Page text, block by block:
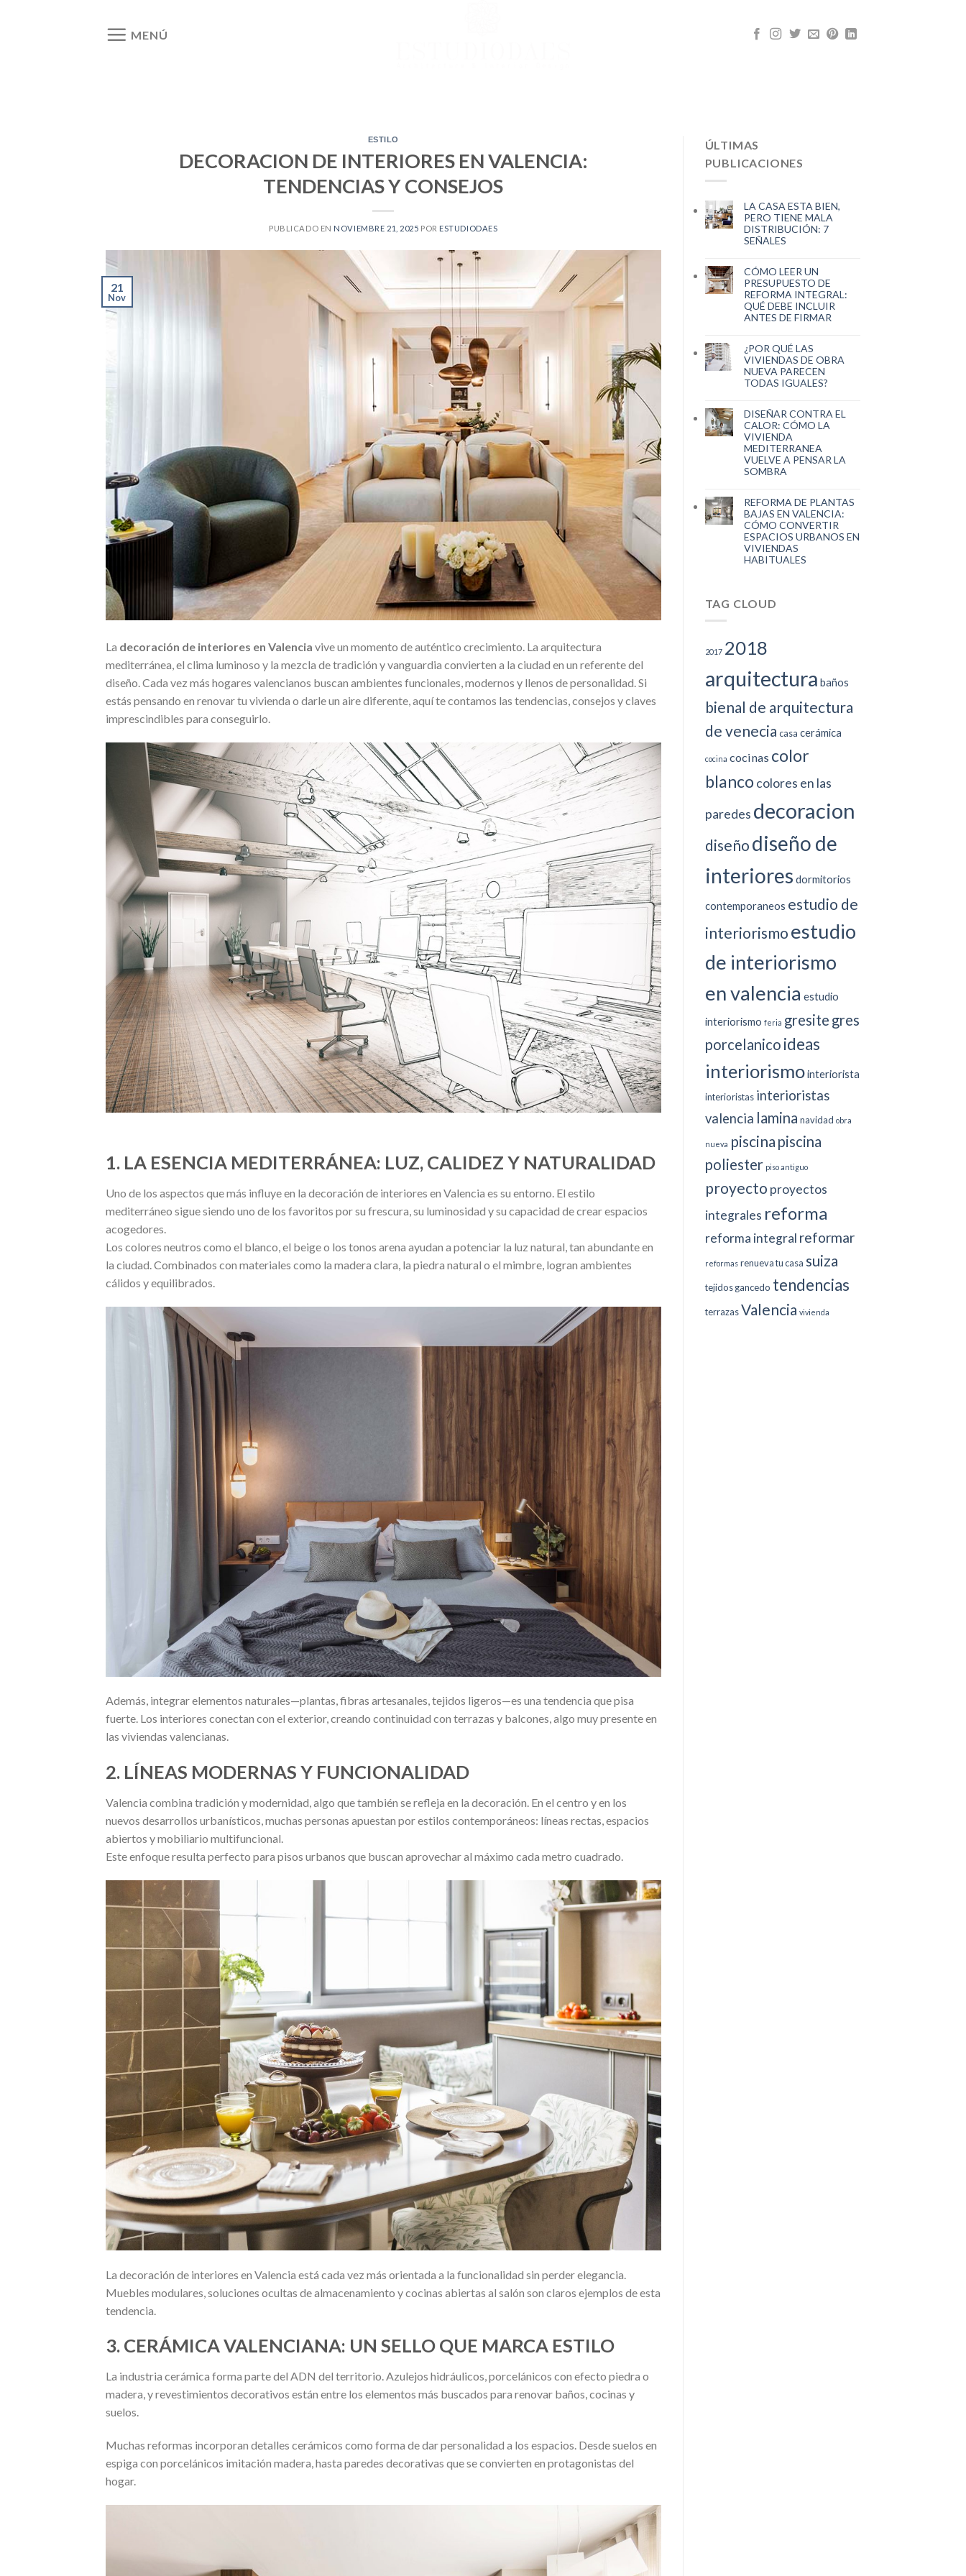
MENÚ
ESTILO
DECORACION DE INTERIORES EN VALENCIA:
TENDENCIAS Y CONSEJOS
PUBLICADO EN NOVIEMBRE 21, 2025 POR ESTUDIODAES
21
Nov
La decoración de interiores en Valencia vive un momento de auténtico crecimiento. La arquitectura
mediterránea, el clima luminoso y la mezcla de tradición y vanguardia convierten a la ciudad en un referente del
diseño. Cada vez más hogares valencianos buscan ambientes funcionales, modernos y llenos de personalidad. Si
estás pensando en renovar tu vivienda o darle un aire diferente, aquí te contamos las tendencias, consejos y claves
imprescindibles para conseguirlo.
1. LA ESENCIA MEDITERRÁNEA: LUZ, CALIDEZ Y NATURALIDAD
Uno de los aspectos que más influye en la decoración de interiores en Valencia es su entorno. El estilo
mediterráneo sigue siendo uno de los favoritos por su frescura, su luminosidad y su capacidad de crear espacios
acogedores.
Los colores neutros como el blanco, el beige o los tonos arena ayudan a potenciar la luz natural, tan abundante en
la ciudad. Combinados con materiales como la madera clara, la piedra natural o el mimbre, logran ambientes
cálidos y equilibrados.
Además, integrar elementos naturales—plantas, fibras artesanales, tejidos ligeros—es una tendencia que pisa
fuerte. Los interiores conectan con el exterior, creando continuidad con terrazas y balcones, algo muy presente en
las viviendas valencianas.
2. LÍNEAS MODERNAS Y FUNCIONALIDAD
Valencia combina tradición y modernidad, algo que también se refleja en la decoración. En el centro y en los
nuevos desarrollos urbanísticos, muchas personas apuestan por estilos contemporáneos: líneas rectas, espacios
abiertos y mobiliario multifuncional.
Este enfoque resulta perfecto para pisos urbanos que buscan aprovechar al máximo cada metro cuadrado.
La decoración de interiores en Valencia está cada vez más orientada a la funcionalidad sin perder elegancia.
Muebles modulares, soluciones ocultas de almacenamiento y cocinas abiertas al salón son claros ejemplos de esta
tendencia.
3. CERÁMICA VALENCIANA: UN SELLO QUE MARCA ESTILO
La industria cerámica forma parte del ADN del territorio. Azulejos hidráulicos, porcelánicos con efecto piedra o
madera, y revestimientos decorativos están entre los elementos más buscados para renovar baños, cocinas y
suelos.
Muchas reformas incorporan detalles cerámicos como forma de dar personalidad a los espacios. Desde suelos en
espiga con porcelánicos imitación madera, hasta paredes decorativas que se convierten en protagonistas del
hogar.
ÚLTIMAS
PUBLICACIONES
LA CASA ESTA BIEN,
PERO TIENE MALA
DISTRIBUCIÓN: 7
SEÑALES
CÓMO LEER UN
PRESUPUESTO DE
REFORMA INTEGRAL:
QUÉ DEBE INCLUIR
ANTES DE FIRMAR
¿POR QUÉ LAS
VIVIENDAS DE OBRA
NUEVA PARECEN
TODAS IGUALES?
DISEÑAR CONTRA EL
CALOR: CÓMO LA
VIVIENDA
MEDITERRANEA
VUELVE A PENSAR LA
SOMBRA
REFORMA DE PLANTAS
BAJAS EN VALENCIA:
CÓMO CONVERTIR
ESPACIOS URBANOS EN
VIVIENDAS
HABITUALES
TAG CLOUD
2017 2018
arquitectura baños
bienal de arquitectura
de venecia casa cerámica
cocina cocinas color
blanco colores en las
paredes decoracion
diseño diseño de
interiores dormitorios
contemporaneos estudio de
interiorismo estudio
de interiorismo
en valencia estudio
interiorismo feria gresite gres
porcelanico ideas
interiorismointeriorista
interioristas interioristas
valencia lamina navidad obra
nueva piscina piscina
poliester piso antiguo
proyecto proyectos
integrales reforma
reforma integral reformar
reformas renueva tu casa suiza
tejidos gancedo tendencias
terrazas Valencia vivienda